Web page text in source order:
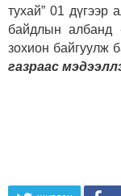
тухай” 01 дүгээр
байдлын албанд
зохион байгуулж
газраас